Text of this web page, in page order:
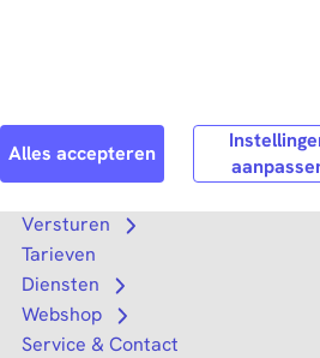
Search
Versturen
Open submenu
Tarieven
Diensten
Open submenu
Webshop
Open submenu
Service & Contact